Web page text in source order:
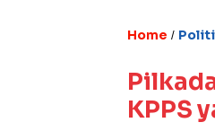
Home /
KPPS